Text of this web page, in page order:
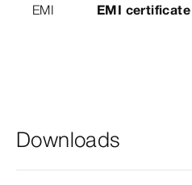
EMI EMI certificate
Downloads